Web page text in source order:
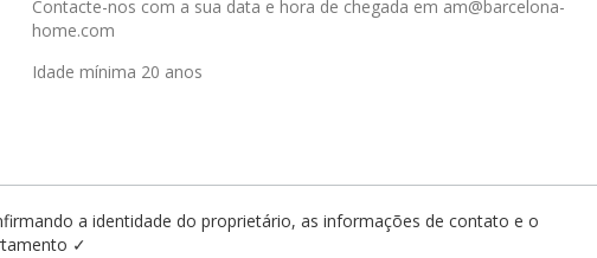
Contacte-nos com a sua data e hora de chegada em am@barcelona-
home.com
Idade mínima 20 anos
a identidade do proprietário, as informações de contato e o
✓